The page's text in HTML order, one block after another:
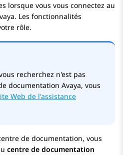
lorsque vous vous connectez au
. Les fonctionnalités
rôle.
recherchez n'est pas
documentation Avaya, vous
Web de l'assistance
de documentation, vous
centre de documentation